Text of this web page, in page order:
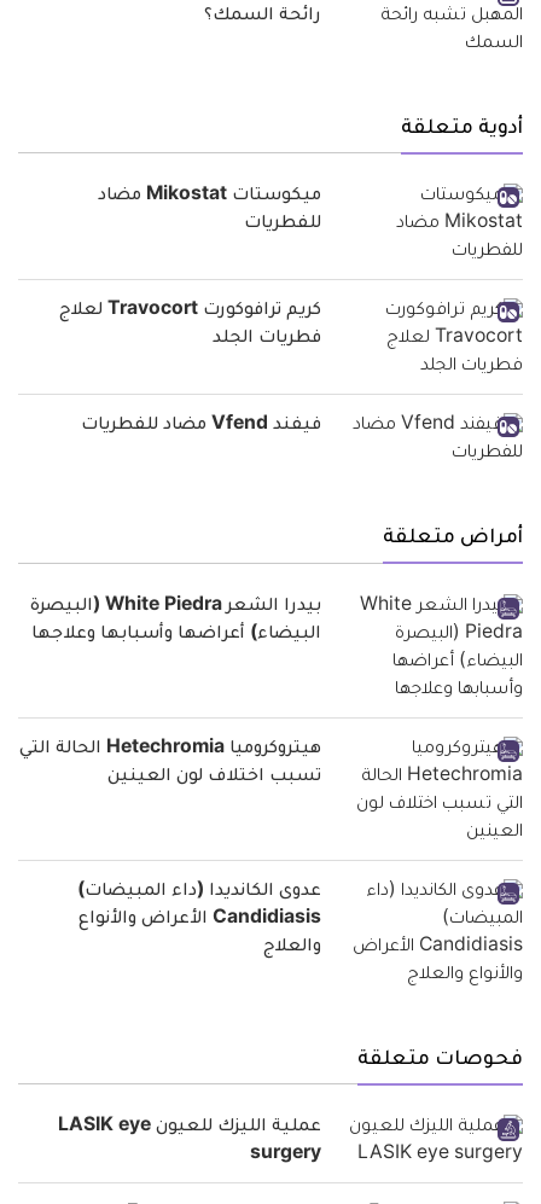
رائحة السمك؟
أدوية متعلقة
ميكوستات Mikostat مضاد
للفطريات
كريم ترافوكورت Travocort لعلاج
فطريات الجلد
فيفند Vfend مضاد للفطريات
أمراض متعلقة
بيدرا الشعر White Piedra (البيصرة
البيضاء) أعراضها وأسبابها وعلاجها
هيتروكروميا Hetechromia الحالة التي
تسبب اختلاف لون العينين
عدوى الكانديدا (داء المبيضات)
Candidiasis الأعراض والأنواع
والعلاج
فحوصات متعلقة
عملية الليزك للعيون LASIK eye
surgery